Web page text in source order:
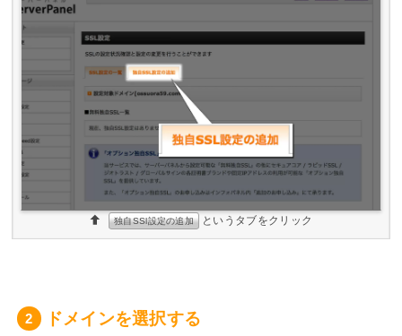
独自SSl設定の追加 というタブをクリック
ドメインを選択する